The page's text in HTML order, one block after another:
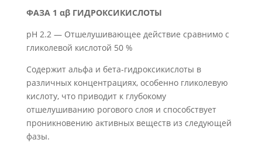
ФАЗА 1 αβ ГИДРОКСИКИСЛОТЫ
pH 2.2 — Отшелушивающее действие сравнимо с
гликолевой кислотой 50 %
Содержит альфа и бета-гидроксикислоты в
различных концентрациях, особенно гликолевую
кислоту, что приводит к глубокому
отшелушиванию рогового слоя и способствует
проникновению активных веществ из следующей
фазы.